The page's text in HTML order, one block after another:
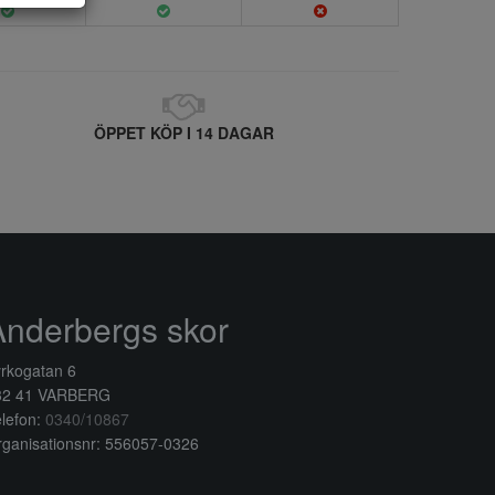
ÖPPET KÖP I 14 DAGAR
skor
6
41 VARBERG
0340/10867
556057-0326